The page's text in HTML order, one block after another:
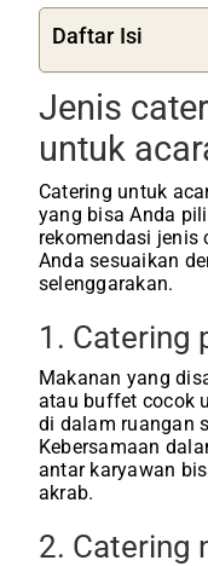
Daftar Isi
Jenis
untuk
Catering untuk
yang bisa Anda
rekomendasi jenis
Anda sesuaikan
selenggarakan.
1. Catering
Makanan yang
atau buffet cocok
di dalam ruangan
Kebersamaan
antar karyawan
akrab.
2. Catering